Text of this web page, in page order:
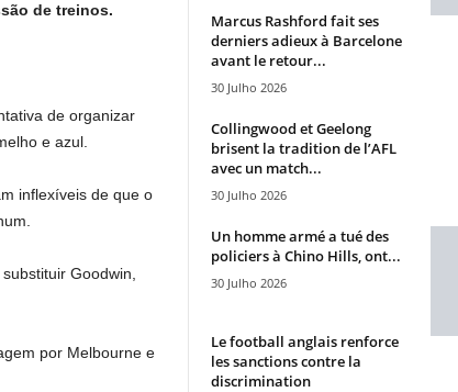
de treinos.
de organizar
e azul.
inflexíveis de que o
Goodwin,
por Melbourne e
Marcus Rashford fait ses
derniers adieux à Barcelone
avant le retour...
30 Julho 2026
Collingwood et Geelong
brisent la tradition de l’AFL
avec un match...
30 Julho 2026
Un homme armé a tué des
policiers à Chino Hills, ont...
30 Julho 2026
Le football anglais renforce
les sanctions contre la
discrimination